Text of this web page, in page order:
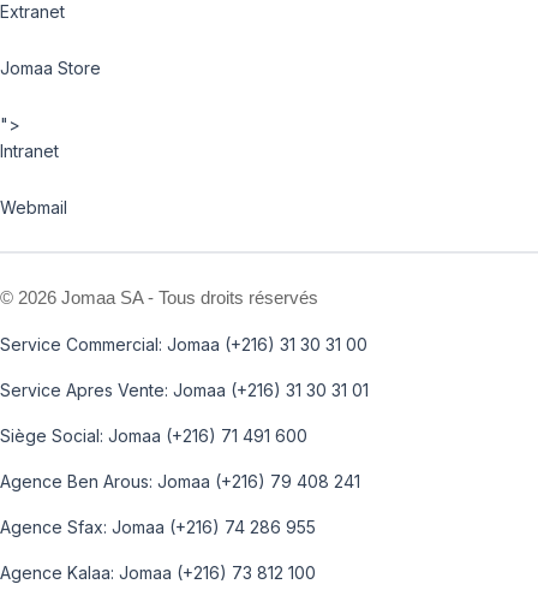
Extranet
Jomaa Store
">
Intranet
Webmail
© 2026 Jomaa SA - Tous droits réservés
Service Commercial: Jomaa (+216) 31 30 31 00
Service Apres Vente: Jomaa (+216) 31 30 31 01
Siège Social: Jomaa (+216) 71 491 600
Agence Ben Arous: Jomaa (+216) 79 408 241
Agence Sfax: Jomaa (+216) 74 286 955
Agence Kalaa: Jomaa (+216) 73 812 100